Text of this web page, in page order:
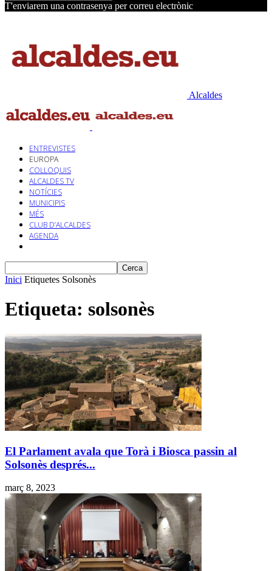
T'enviarem una contrasenya per correu electrònic
Alcaldes
ENTREVISTES
EUROPA
COL·LOQUIS
ALCALDES TV
NOTÍCIES
MUNICIPIS
MÉS
CLUB D’ALCALDES
AGENDA
Inici Etiquetes Solsonès
Etiqueta: solsonès
El Parlament avala que Torà i Biosca passin al
Solsonès després...
març 8, 2023